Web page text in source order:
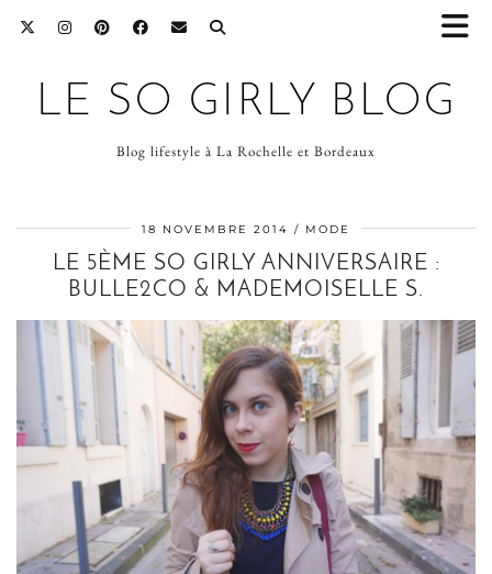
LE SO GIRLY BLOG
Blog lifestyle à La Rochelle et Bordeaux
18 NOVEMBRE 2014 MODE
LE 5ÈME SO GIRLY ANNIVERSAIRE :
BULLE2CO & MADEMOISELLE S.